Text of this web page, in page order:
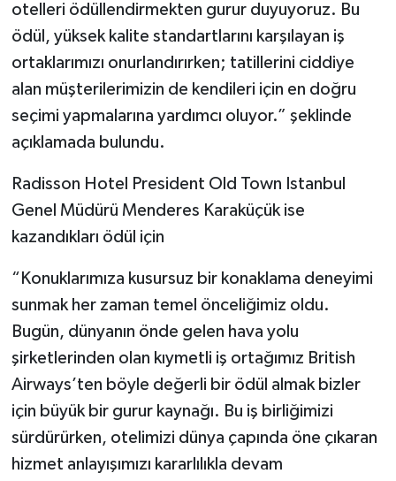
otelleri ödüllendirmekten gurur duyuyoruz. Bu
ödül, yüksek kalite standartlarını karşılayan iş
ortaklarımızı onurlandırırken; tatillerini ciddiye
alan müşterilerimizin de kendileri için en doğru
seçimi yapmalarına yardımcı oluyor.” şeklinde
açıklamada bulundu.
Radisson Hotel President Old Town Istanbul
Genel Müdürü Menderes Karaküçük ise
kazandıkları ödül için
“Konuklarımıza kusursuz bir konaklama deneyimi
sunmak her zaman temel önceliğimiz oldu.
Bugün, dünyanın önde gelen hava yolu
şirketlerinden olan kıymetli iş ortağımız British
Airways’ten böyle değerli bir ödül almak bizler
için büyük bir gurur kaynağı. Bu iş birliğimizi
sürdürürken, otelimizi dünya çapında öne çıkaran
hizmet anlayışımızı kararlılıkla devam